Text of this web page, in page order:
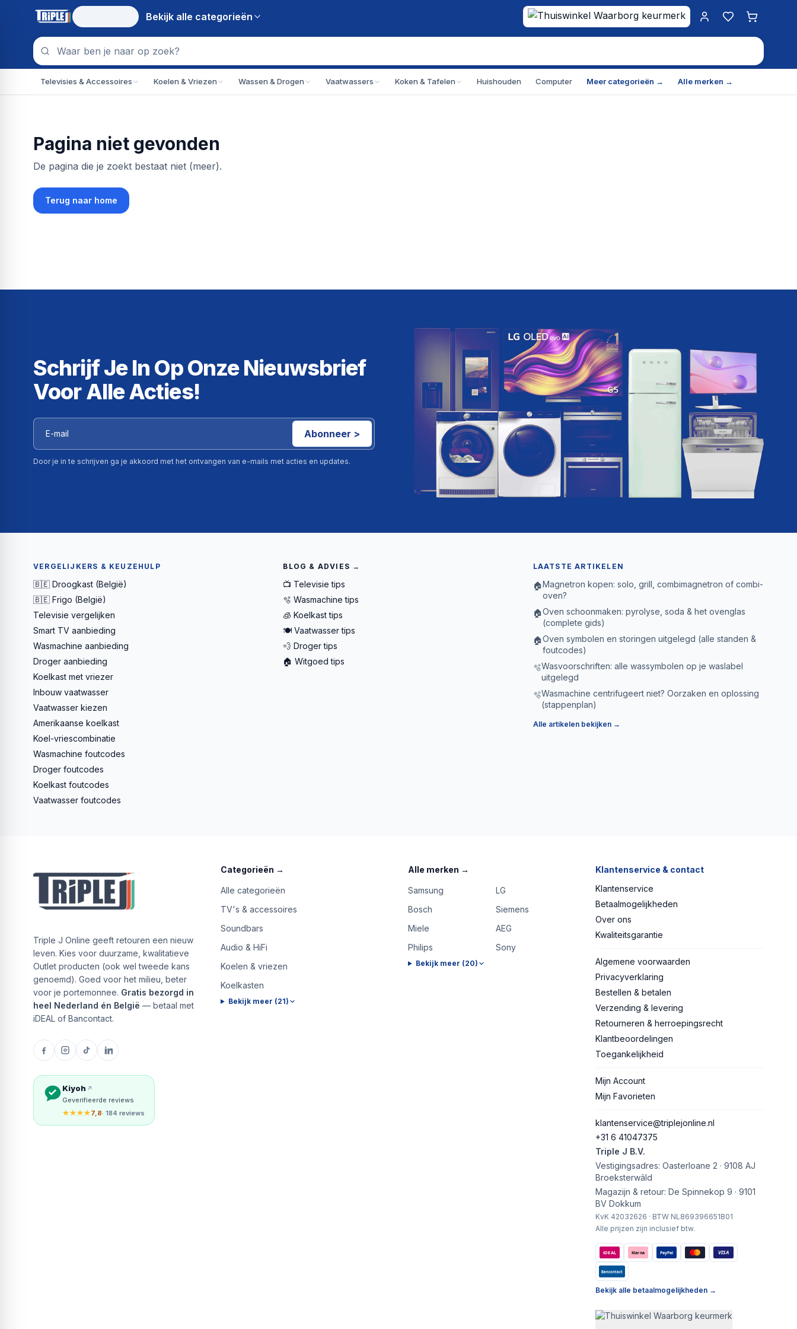
Bekijk alle categorieën
Mijn account
Favorieten
Televisies & Accessoires Koelen & Vriezen Wassen & Drogen Vaatwassers Koken & Tafelen Huishouden Computer Meer categorieën → Alle merken →
Pagina niet gevonden
De pagina die je zoekt bestaat niet (meer).
Terug naar home
Schrijf Je In Op Onze Nieuwsbrief
Voor Alle Acties!
Abonneer >
Door je in te schrijven ga je akkoord met het ontvangen van e-mails met acties en updates.
VERGELIJKERS & KEUZEHULP
🇧🇪 Droogkast (België)
🇧🇪 Frigo (België)
Televisie vergelijken
Smart TV aanbieding
Wasmachine aanbieding
Droger aanbieding
Koelkast met vriezer
Inbouw vaatwasser
Vaatwasser kiezen
Amerikaanse koelkast
Koel-vriescombinatie
Wasmachine foutcodes
Droger foutcodes
Koelkast foutcodes
Vaatwasser foutcodes
BLOG & ADVIES →
📺 Televisie tips
🫧 Wasmachine tips
🧊 Koelkast tips
🍽️ Vaatwasser tips
💨 Droger tips
🏠 Witgoed tips
LAATSTE ARTIKELEN
🏠Magnetron kopen: solo, grill, combimagnetron of combi-
oven?
🏠Oven schoonmaken: pyrolyse, soda & het ovenglas
(complete gids)
🏠Oven symbolen en storingen uitgelegd (alle standen &
foutcodes)
🫧Wasvoorschriften: alle wassymbolen op je waslabel
uitgelegd
🫧Wasmachine centrifugeert niet? Oorzaken en oplossing
(stappenplan)
Alle artikelen bekijken →
Triple J Online geeft retouren een nieuw
leven. Kies voor duurzame, kwalitatieve
Outlet producten (ook wel tweede kans
genoemd). Goed voor het milieu, beter
voor je portemonnee. Gratis bezorgd in
heel Nederland én België — betaal met
iDEAL of Bancontact.
Kiyoh
Geverifieerde reviews
★★★★7,8· 184 reviews
Categorieën →
Alle categorieën
TV's & accessoires
Soundbars
Audio & HiFi
Koelen & vriezen
Koelkasten
Bekijk meer (21)
Alle merken →
Samsung
LG
Bosch
Siemens
Miele
AEG
Philips
Sony
Bekijk meer (20)
Klantenservice & contact
Klantenservice
Betaalmogelijkheden
Over ons
Kwaliteitsgarantie
Algemene voorwaarden
Privacyverklaring
Bestellen & betalen
Verzending & levering
Retourneren & herroepingsrecht
Klantbeoordelingen
Toegankelijkheid
Mijn Account
Mijn Favorieten
klantenservice@triplejonline.nl
+31 6 41047375
Triple J B.V.
Vestigingsadres: Oasterloane 2 · 9108 AJ
Broeksterwâld
Magazijn & retour: De Spinnekop 9 · 9101
BV Dokkum
KvK 42032626 · BTW NL869396651B01
Alle prijzen zijn inclusief btw.
iDEAL Klarna PayPal VISA
Bancontact
Bekijk alle betaalmogelijkheden →